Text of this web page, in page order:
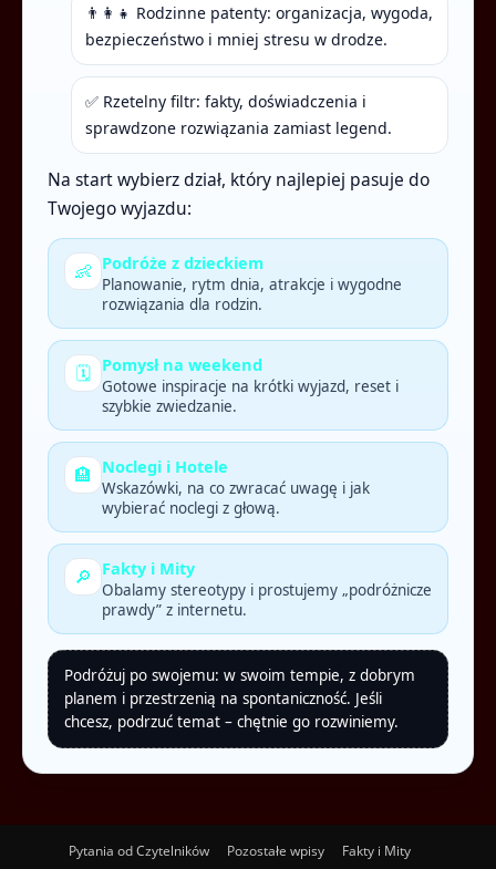
👨‍👩‍👧 Rodzinne patenty: organizacja, wygoda,
bezpieczeństwo i mniej stresu w drodze.
✅ Rzetelny filtr: fakty, doświadczenia i
sprawdzone rozwiązania zamiast legend.
Na start wybierz dział, który najlepiej pasuje do
Twojego wyjazdu:
👶 Podróże z dzieckiem
Planowanie, rytm dnia, atrakcje i wygodne
rozwiązania dla rodzin.
🗓️ Pomysł na weekend
Gotowe inspiracje na krótki wyjazd, reset i
szybkie zwiedzanie.
🏨 Noclegi i Hotele
Wskazówki, na co zwracać uwagę i jak
wybierać noclegi z głową.
🔎 Fakty i Mity
Obalamy stereotypy i prostujemy „podróżnicze
prawdy” z internetu.
Podróżuj po swojemu: w swoim tempie, z dobrym
planem i przestrzenią na spontaniczność. Jeśli
chcesz, podrzuć temat – chętnie go rozwiniemy.
Pytania od Czytelników Pozostałe wpisy
Fakty i Mity